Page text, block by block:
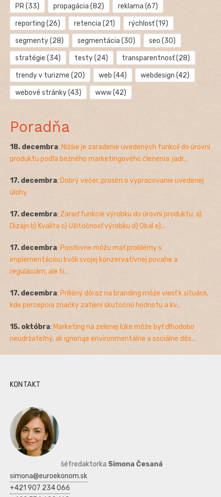
PR(33) propagácia (82) reklama (67)
reporting (26) retencia (21) rýchlosť(19)
segmenty(28) segmentácia (30) seo (30)
stratégie (34) testy(24) transparentnosť(28)
trendy v turizme (20) web (44) webdesign (42)
webové stránky(43) www(42)
Poradňa
18. decembra: Nižšie je zaradenie uvedených funkcií do úrovní
produktu podľa bežného marketingového členenia: jadr...
17. decembra: Dobrý večer, prosím o vypracovanie uvedenej
úlohy
17. decembra: Zaraď funkcie výrobku do úrovní produktu: a)
Dizajn b) Kvalita c) Užitočnosť výrobku d) Obal e)...
17. decembra: Poisťovne môžu mať problémy s
implementáciou kvôli svojej konzervatívnej povahe a
reguláciám, ale ti...
17. decembra: Prílišný dôraz na branding môže viesť k situácii,
kde percepcia značky zatieni skutočnú hodnotu a kv...
15. októbra: Marketing na zelenej lúke môže byť dlhodobo
neudržateľný, ak ignoruje environmentálne a sociálne dôs...
KONTAKT
šéfredaktorka Simona Česaná
simona@euroekonom.sk
+421 907 234 066